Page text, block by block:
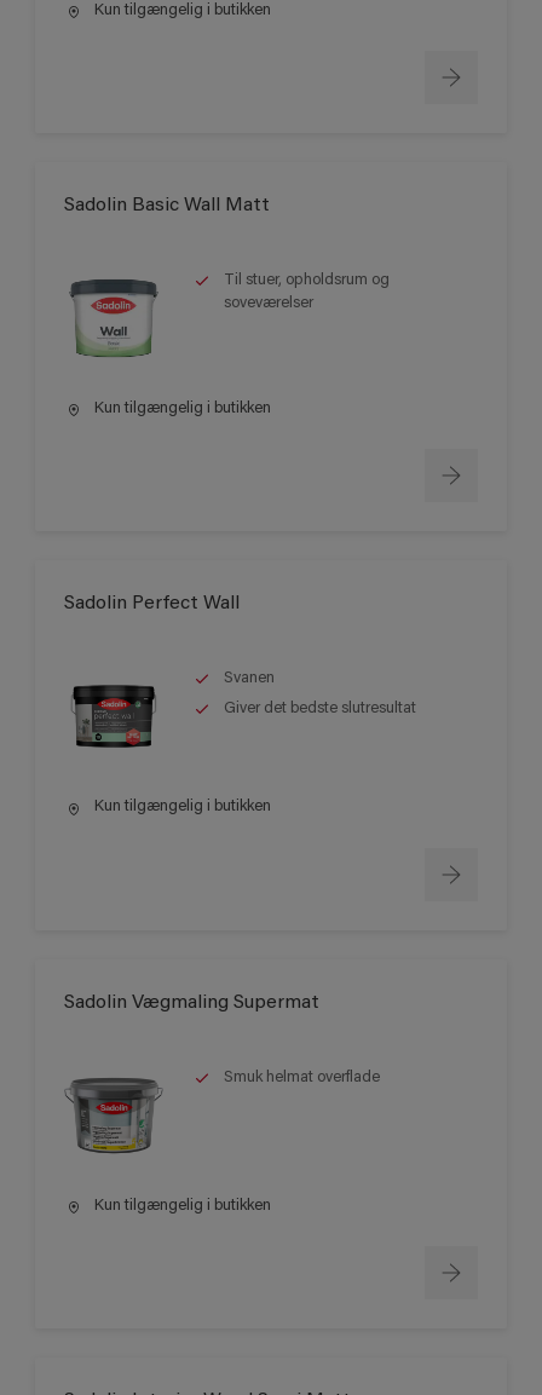
Kun tilgængelig i butikken
Sadolin Basic Wall Matt
Til stuer, opholdsrum og
soveværelser
Kun tilgængelig i butikken
Sadolin Perfect Wall
Svanen
Giver det bedste slutresultat
Kun tilgængelig i butikken
Sadolin Vægmaling Supermat
Smuk helmat overflade
Kun tilgængelig i butikken